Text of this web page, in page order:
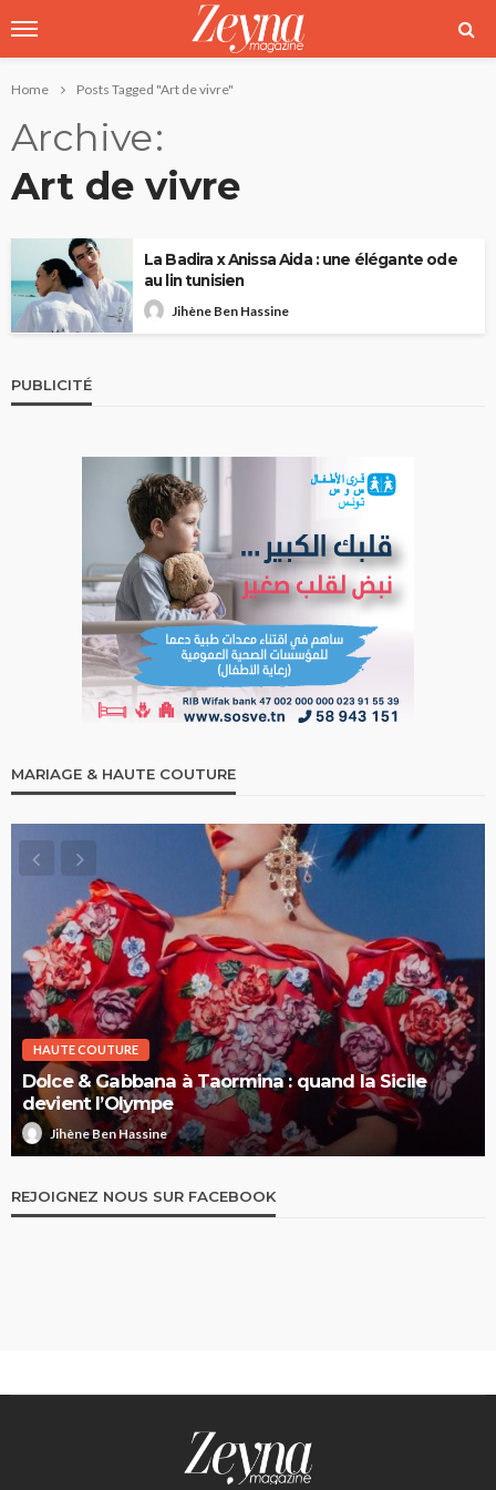
Home Posts Tagged "Art de vivre"
Archive
Art de vivre
La Badira x Anissa Aida : une élégante ode
au lin tunisien
Jihène Ben Hassine
PUBLICITÉ
MARIAGE & HAUTE COUTURE
HAUTE COUTURE
Dolce & Gabbana à Taormina : quand la Sicile
devient l’Olympe
Jihène Ben Hassine
REJOIGNEZ NOUS SUR FACEBOOK